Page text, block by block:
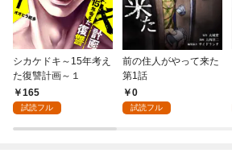
シカケドキ～15年考え
た復讐計画～１
165
試読フル
前の住人がやって来た
第1話
0
試読フル